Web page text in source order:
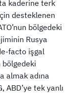
kaderine terk
desteklenen
bölgedeki
Rusya
facto işgal
bölgedeki
almak adına
ABD’ye tek yanlı